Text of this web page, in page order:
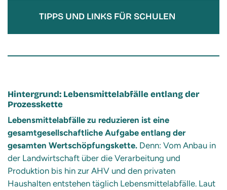
TIPPS UND LINKS FÜR SCHULEN
Hintergrund: Lebensmittelabfälle entlang der
Prozesskette
Lebensmittelabfälle zu reduzieren ist eine
gesamtgesellschaftliche Aufgabe entlang der
gesamten Wertschöpfungskette. Denn: Vom Anbau in
der Landwirtschaft über die Verarbeitung und
Produktion bis hin zur AHV und den privaten
Haushalten entstehen täglich Lebensmittelabfälle. Laut